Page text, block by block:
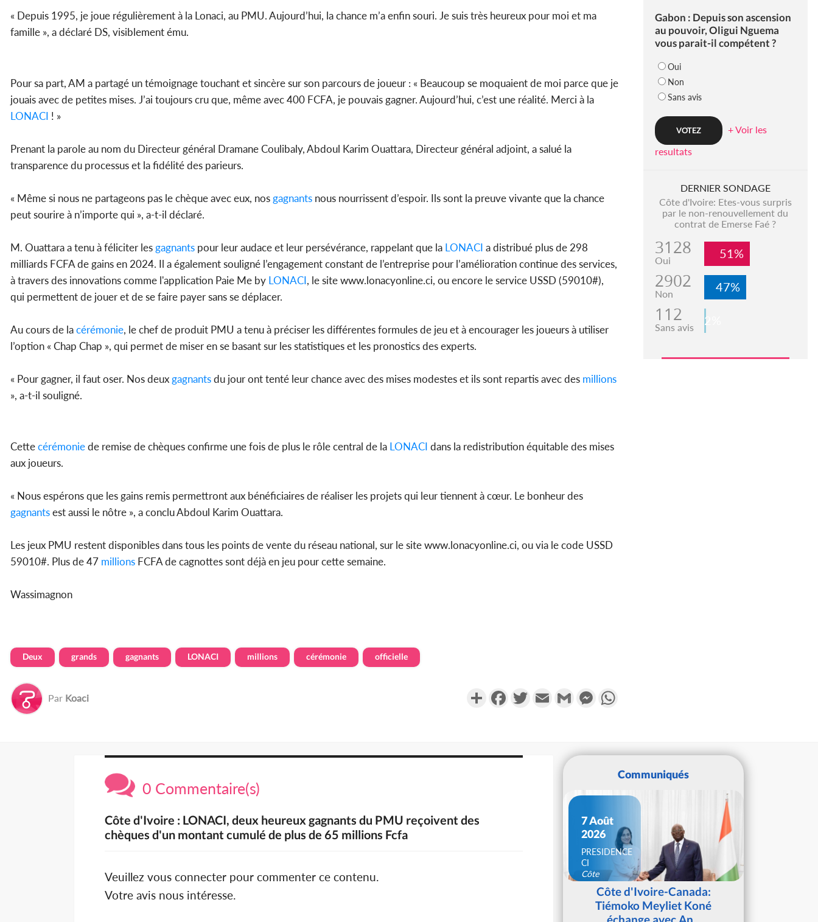
« Depuis 1995, je joue régulièrement à la Lonaci, au PMU. Aujourd’hui, la chance m’a enfin souri. Je suis très heureux pour moi et ma
famille », a déclaré DS, visiblement ému.
Pour sa part, AM a partagé un témoignage touchant et sincère sur son parcours de joueur : « Beaucoup se moquaient de moi parce que je
jouais avec de petites mises. J’ai toujours cru que, même avec 400 FCFA, je pouvais gagner. Aujourd’hui, c’est une réalité. Merci à la
LONACI ! »
Prenant la parole au nom du Directeur général Dramane Coulibaly, Abdoul Karim Ouattara, Directeur général adjoint, a salué la
transparence du processus et la fidélité des parieurs.
« Même si nous ne partageons pas le chèque avec eux, nosgagnants nous nourrissent d’espoir. Ils sont la preuve vivante que la chance
peut sourire à n’importe qui », a-t-il déclaré.
M. Ouattara a tenu à féliciter lesgagnants pour leur audace et leur persévérance, rappelant que la LONACI a distribué plus de 298
milliards FCFA de gains en 2024. Il a également souligné l’engagement constant de l’entreprise pour l’amélioration continue des services,
à travers des innovations comme l'application Paie Me by LONACI, le site www.lonacyonline.ci, ou encore le service USSD (59010#),
qui permettent de jouer et de se faire payer sans se déplacer.
Au cours de lacérémonie, le chef de produit PMU a tenu à préciser les différentes formules de jeu et à encourager les joueurs à utiliser
l’option « Chap Chap », qui permet de miser en se basant sur les statistiques et les pronostics des experts.
« Pour gagner, il faut oser. Nos deuxgagnantsdu jour ont tenté leur chance avec des mises modestes et ils sont repartis avec des millions
», a-t-il souligné.
Cettecérémoniede remise de chèques confirme une fois de plus le rôle central de la LONACI dans la redistribution équitable des mises
aux joueurs.
« Nous espérons que les gains remis permettront aux bénéficiaires de réaliser les projets qui leur tiennent à cœur. Le bonheur des
gagnantsest aussi le nôtre », a conclu Abdoul Karim Ouattara.
Les jeux PMU restent disponibles dans tous les points de vente du réseau national, sur le site www.lonacyonline.ci, ou via le code USSD
59010#. Plus de 47 millions FCFA de cagnottes sont déjà en jeu pour cette semaine.
Wassimagnon
Deux grands gagnants LONACI millions cérémonie officielle
Par Koaci PartagerFacebookTwitterEmail Gmail Messenger
Gabon : Depuis son ascension
au pouvoir, Oligui Nguema
vous parait-il compétent ?
Oui
Non
Sans avis
+ Voir les
resultats
DERNIER SONDAGE
Côte d'Ivoire: Etes-vous surpris
par le non-renouvellement du
contrat de Emerse Faé ?
3128
Oui 51%
2902
Non 47%
112
Sans avis 2%
0 Commentaire(s)
Côte d'Ivoire : LONACI, deux heureux gagnants du PMU reçoivent des
chèques d'un montant cumulé de plus de 65 millions Fcfa
Veuillez vous connecter pour commenter ce contenu.
Votre avis nous intéresse.
Communiqués
7 Août
2026
PRESIDENCE
CI
Côte
d'IvoireCôte d'Ivoire-Canada:
Tiémoko Meyliet Koné